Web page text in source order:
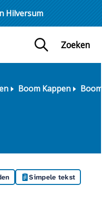
Hilversum
Zoeken
Boom Kappen
Simpele tekst